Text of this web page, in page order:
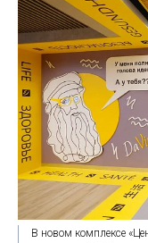
В новом комплексе